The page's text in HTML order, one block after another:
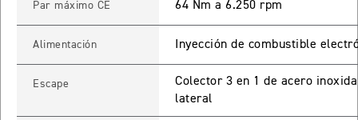
STREET TRIPLE 765 MOTO2
Par máximo CE 64 Nm a 6.250 rpm
Alimentación Inyección de combustible
Escape
Colector 3 en 1 de acero
lateral